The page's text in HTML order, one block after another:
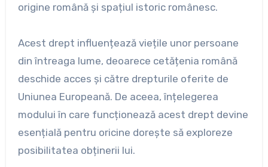
origine română și spațiul istoric românesc.
Acest drept influențează viețile unor persoane
din întreaga lume, deoarece cetățenia română
deschide acces și către drepturile oferite de
Uniunea Europeană. De aceea, înțelegerea
modului în care funcționează acest drept devine
esențială pentru oricine dorește să exploreze
posibilitatea obținerii lui.